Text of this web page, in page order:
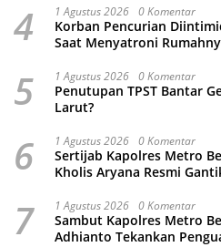
4 1 Agustus 2026 0 Komentar
Korban Pencurian
Saat Menyatroni
5 1 Agustus 2026 0 Komentar
Penutupan TPST Bantar
Larut?
6 1 Agustus 2026 0 Komentar
Sertijab Kapolres Metro
Kholis Aryana Resmi
7 1 Agustus 2026 0 Komentar
Sambut Kapolres Metro
Adhianto Tekankan